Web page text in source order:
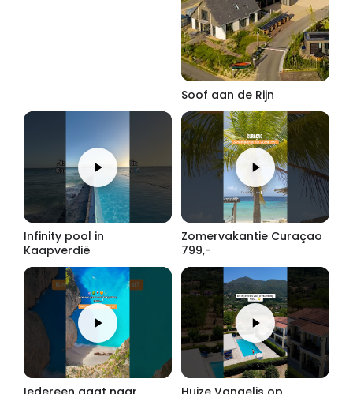
Soof aan de Rijn
Infinity pool in
Kaapverdië
Zomervakantie Curaçao
799,-